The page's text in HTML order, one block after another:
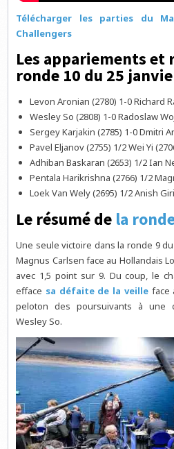
Télécharger les parties du
Challengers
Les appariements et
ronde 10 du 25
Levon Aronian (2780) 1-0 Richard
Wesley So (2808) 1-0 Radoslaw
Sergey Karjakin (2785) 1-0 Dmitri
Pavel Eljanov (2755) 1/2 Wei Yi
Adhiban Baskaran (2653) 1/2 Ian
Pentala Harikrishna (2766) 1/2
Loek Van Wely (2695) 1/2 Anish
Le résumé de la
Une seule victoire dans la ronde 9
Magnus Carlsen face au Hollandais
avec 1,5 point sur 9. Du coup, le
efface sa défaite de la veilleface
peloton des poursuivants à une
Wesley So.